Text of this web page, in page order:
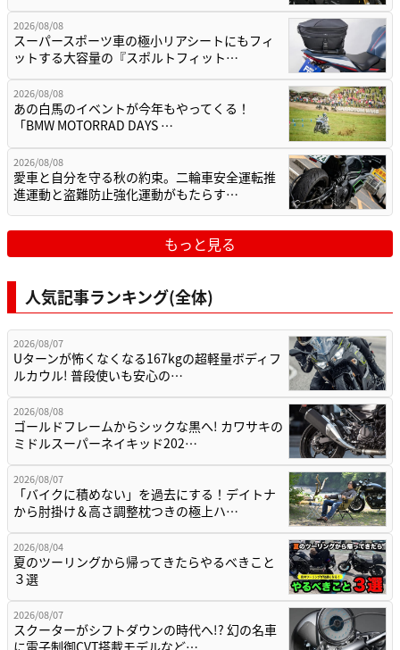
2026/08/08
スーパースポーツ車の極小リアシートにもフィ
ットする大容量の『スポルトフィット…
2026/08/08
あの白馬のイベントが今年もやってくる！
「BMW MOTORRAD DAYS …
2026/08/08
愛車と自分を守る秋の約束。二輪車安全運転推
進運動と盗難防止強化運動がもたらす…
もっと見る
人気記事ランキング(全体)
2026/08/07
Uターンが怖くなくなる167kgの超軽量ボディフ
ルカウル! 普段使いも安心の…
2026/08/08
ゴールドフレームからシックな黒へ! カワサキの
ミドルスーパーネイキッド202…
2026/08/07
「バイクに積めない」を過去にする！デイトナ
から肘掛け＆高さ調整枕つきの極上ハ…
2026/08/04
夏のツーリングから帰ってきたらやるべきこと
３選
2026/08/07
スクーターがシフトダウンの時代へ!? 幻の名車
に電子制御CVT搭載モデルなど…